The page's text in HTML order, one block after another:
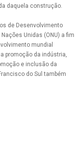
daquela construção.
de Desenvolvimento
Unidas (ONU) a fim
mundial
promoção da indústria,
e inclusão da
do Sul também